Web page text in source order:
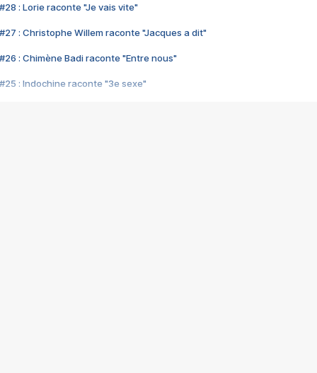
#28 : Lorie raconte "Je vais vite"
#27 : Christophe Willem raconte "Jacques a dit"
#26 : Chimène Badi raconte "Entre nous"
#25 : Indochine raconte "3e sexe"